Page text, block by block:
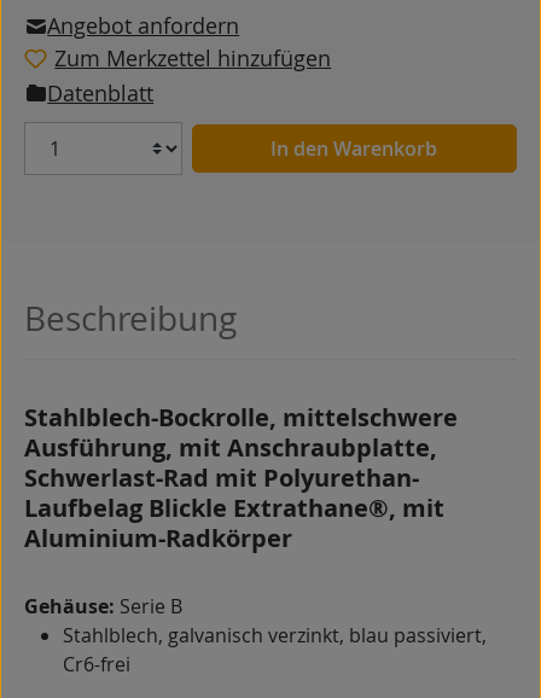
Angebot anfordern
Zum Merkzettel hinzufügen
Datenblatt
Anzahl In den Warenkorb
Beschreibung
Stahlblech-Bockrolle, mittelschwere
Ausführung, mit Anschraubplatte,
Schwerlast-Rad mit Polyurethan-
Laufbelag Blickle Extrathane®, mit
Aluminium-Radkörper
Gehäuse: Serie B
Stahlblech, galvanisch verzinkt, blau passiviert,
Cr6-frei